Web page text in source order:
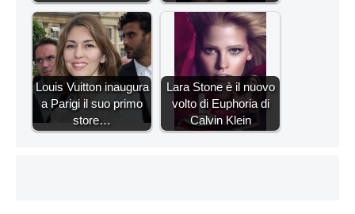
Louis Vuitton inaugura
a Parigi il suo primo
store…
Lara Stone è il nuovo
volto di Euphoria di
Calvin Klein